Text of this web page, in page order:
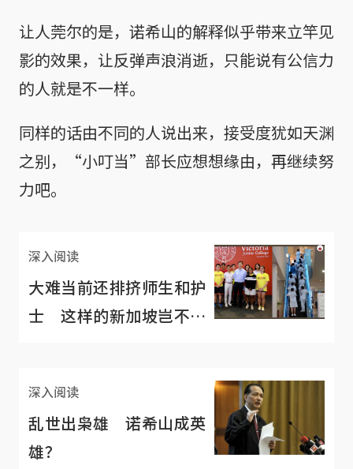
让人莞尔的是，诺希山的解释似乎带来立竿见
影的效果，让反弹声浪消逝，只能说有公信力
的人就是不一样。
同样的话由不同的人说出来，接受度犹如天渊
之别，“小叮当”部长应想想缘由，再继续努
力吧。
深入阅读
大难当前还排挤师生和护
士 这样的新加坡岂不是
深入阅读
乱世出枭雄 诺希山成英
雄？